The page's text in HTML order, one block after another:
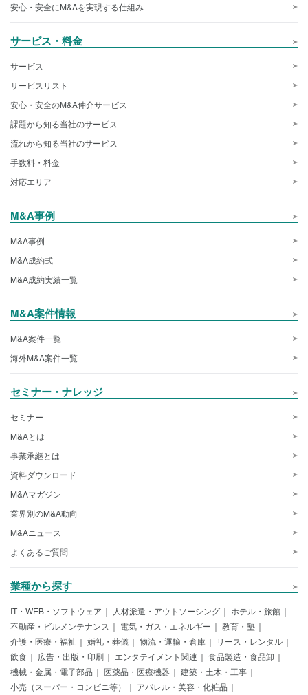
安心・安全にM&Aを実現する仕組み
サービス・料金
サービス
サービスリスト
安心・安全のM&A仲介サービス
課題から知る当社のサービス
流れから知る当社のサービス
手数料・料金
対応エリア
M&A事例
M&A事例
M&A成約式
M&A成約実績一覧
M&A案件情報
M&A案件一覧
海外M&A案件一覧
セミナー・ナレッジ
セミナー
M&Aとは
事業承継とは
資料ダウンロード
M&Aマガジン
業界別のM&A動向
M&Aニュース
よくあるご質問
業種から探す
IT・WEB・ソフトウェア 人材派遣・アウトソーシング
ホテル・旅館
不動産・ビルメンテナンス
電気・ガス・エネルギー
教育・塾
介護・医療・福祉
婚礼・葬儀 物流・運輸・倉庫
リース・レンタル
飲食
広告・出版・印刷 エンタテイメント関連
食品製造・食品卸
機械・金属・電子部品
医薬品・医療機器
建築・土木・工事
小売（スーパー・コンビニ等）
アパレル・美容・化粧品